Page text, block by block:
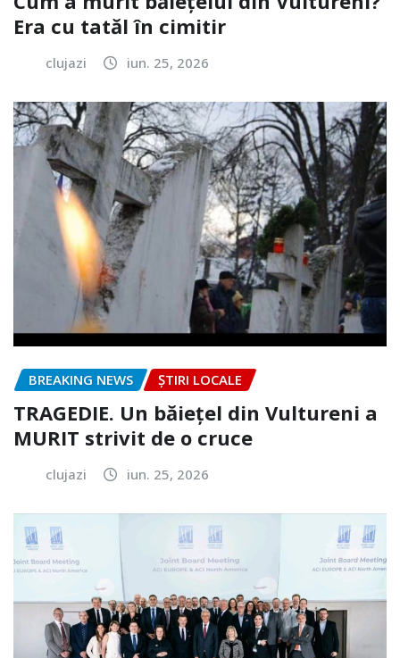
Era cu tatăl în cimitir
clujazi iun. 25, 2026
BREAKING NEWS ȘTIRI LOCALE
TRAGEDIE. Un băiețel din Vultureni a
MURIT strivit de o cruce
clujazi iun. 25, 2026